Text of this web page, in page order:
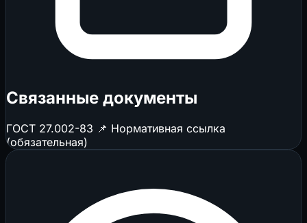
Связанные документы
ГОСТ 27.002-83 📌 Нормативная ссылка
(обязательная)